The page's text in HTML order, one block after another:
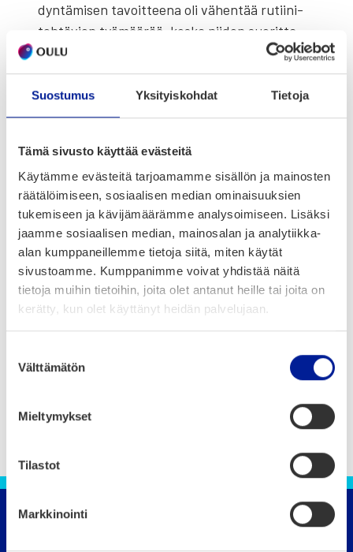
Suostumus Yksityiskohdat Tietoja
Tämä sivusto käyttää evästeitä
Käytämme evästeitä tarjoamamme sisällön ja mainosten
räätälöimiseen, sosiaalisen median ominaisuuksien
tukemiseen ja kävijämäärämme analysoimiseen. Lisäksi
jaamme sosiaalisen median, mainosalan ja analytiikka-
alan kumppaneillemme tietoja siitä, miten käytät
sivustoamme. Kumppanimme voivat yhdistää näitä
tietoja muihin tietoihin, joita olet antanut heille tai joita on
kerätty, kun olet käyttänyt heidän palvelujaan.
valinta
Välttämätön
Mieltymykset
Tilastot
Markkinointi
dyn­tä­mi­sen tavoit­tee­na oli vähen­tää rutii­ni­
teh­tä­vien työ­mää­rää, kos­ka nii­den suo­rit­ta­
mi­sek­si on jou­dut­tu teke­mään kah­des­sa eri
tie­to­jär­jes­tel­mäs­sä monia eri vai­hei­ta ja pai­
nik­kei­den pai­na­mi­sia. Tavoit­tee­na oli paran­
taa käyt­tä­jien työn mie­lek­kyyt­tä pois­ta­mal­la
neis­ta aiheu­tu­via mah­dol­li­sia inhi­mil­li­siä vir­
hei­tä.
Kokei­lun hyvien koke­mus­ten perus­teel­la
ohjel­mis­to­ro­bo­tit otet­tiin tuo­tan­to­käyt­töön
vuo­den 2019 alus­sa.